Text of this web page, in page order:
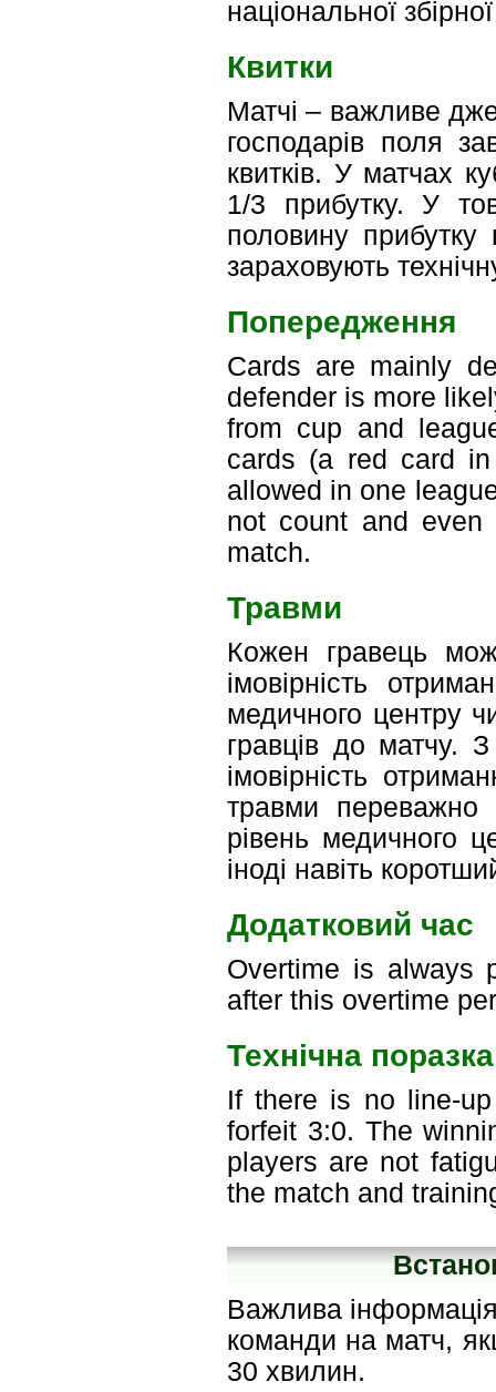
національної
Квитки
Матчі – важливе
господарів поля
квитків. У матчах
1/3 прибутку. У
половину прибутку
зараховують
Попередження
Cards are mainly
defender is more
from cup and
cards (a red card
allowed in one
not count and
match.
Травми
Кожен гравець
імовірність
медичного центру
гравців до матчу.
імовірність
травми
рівень медичного
іноді навіть
Додатковий час
Overtime is always
after this overtime
Технічна поразка
If there is no line-
forfeit 3:0. The
players are not
the match and
Важлива
команди на матч,
30 хвилин.